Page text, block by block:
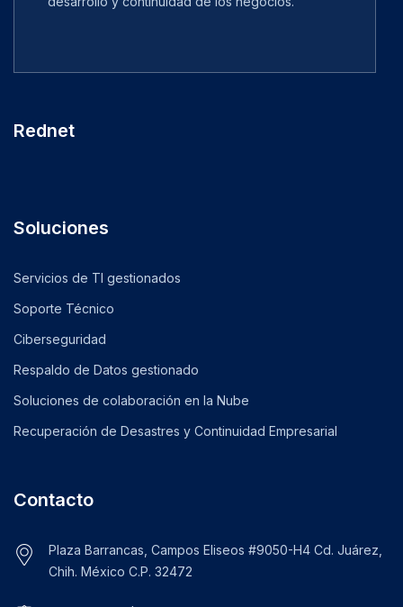
Rednet
Soluciones
Servicios de TI gestionados
Soporte Técnico
Ciberseguridad
Respaldo de Datos gestionado
Soluciones de colaboración en la Nube
Recuperación de Desastres y Continuidad Empresarial
Contacto
Plaza Barrancas, Campos Eliseos #9050-H4 Cd. Juárez,
Chih. México C.P. 32472